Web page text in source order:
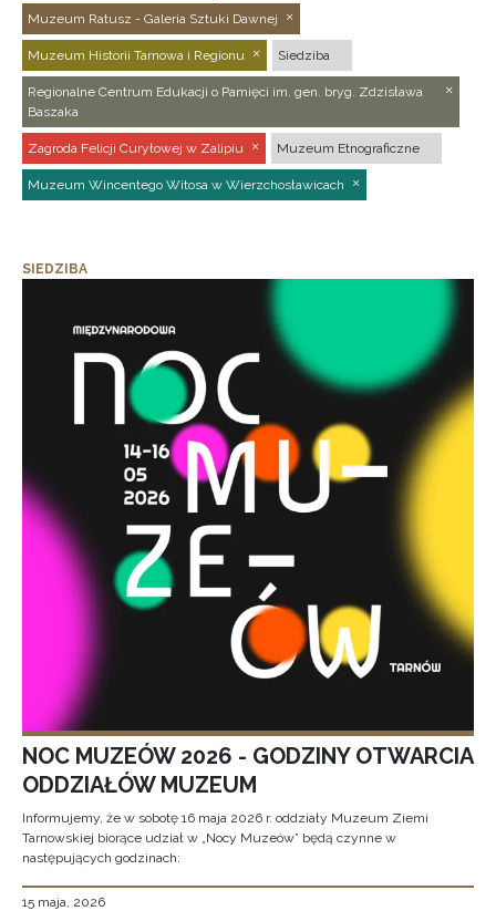
Muzeum Ratusz - Galeria Sztuki Dawnej
Muzeum Historii Tarnowa i Regionu Siedziba
Regionalne Centrum Edukacji o Pamięci im. gen. bryg. Zdzisława
Baszaka
Zagroda Felicji Curyłowej w Zalipiu Muzeum Etnograficzne
Muzeum Wincentego Witosa w Wierzchosławicach
SIEDZIBA
NOC MUZEÓW 2026 - GODZINY OTWARCIA
ODDZIAŁÓW MUZEUM
Informujemy, że w sobotę 16 maja 2026 r. oddziały Muzeum Ziemi
Tarnowskiej biorące udział w „Nocy Muzeów” będą czynne w
następujących godzinach:
15 maja, 2026